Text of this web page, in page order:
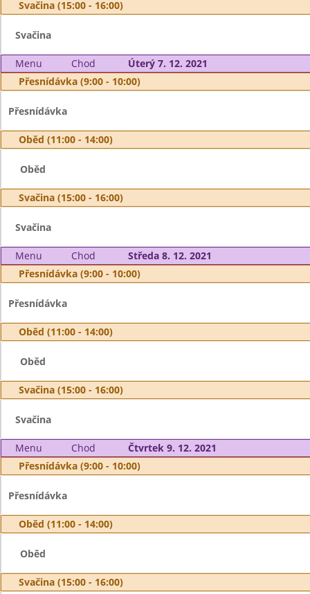
Svačina (15:00 - 16:00)
Svačina
Menu Chod
Úterý 7. 12. 2021
Přesnídávka (9:00 - 10:00)
Přesnídávka
Oběd (11:00 - 14:00)
Oběd
Svačina (15:00 - 16:00)
Svačina
Menu Chod
Středa 8. 12. 2021
Přesnídávka (9:00 - 10:00)
Přesnídávka
Oběd (11:00 - 14:00)
Oběd
Svačina (15:00 - 16:00)
Svačina
Menu Chod
Čtvrtek 9. 12. 2021
Přesnídávka (9:00 - 10:00)
Přesnídávka
Oběd (11:00 - 14:00)
Oběd
Svačina (15:00 - 16:00)